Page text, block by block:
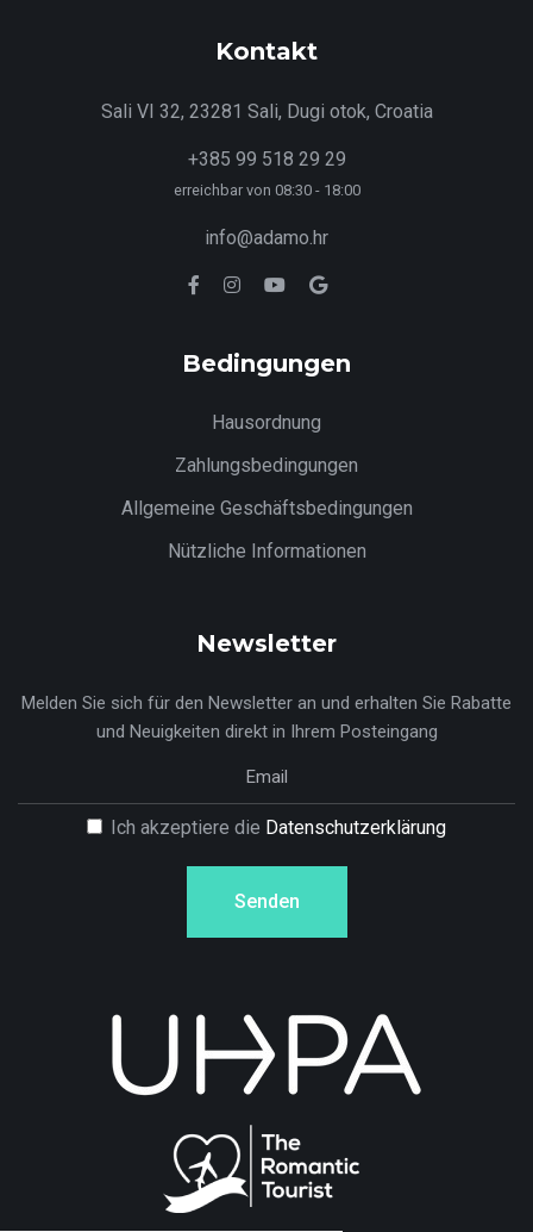
Kontakt
Sali VI 32, 23281 Sali, Dugi otok, Croatia
+385 99 518 29 29
erreichbar von 08:30 - 18:00
info@adamo.hr
Bedingungen
Hausordnung
Zahlungsbedingungen
Allgemeine Geschäftsbedingungen
Nützliche Informationen
Newsletter
Melden Sie sich für den Newsletter an und erhalten Sie Rabatte
und Neuigkeiten direkt in Ihrem Posteingang
Ich akzeptiere die Datenschutzerklärung
Senden